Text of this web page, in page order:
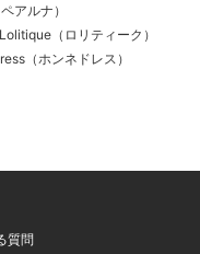
アルナ）
（ロリティーク）
（ホンネドレス）
質問